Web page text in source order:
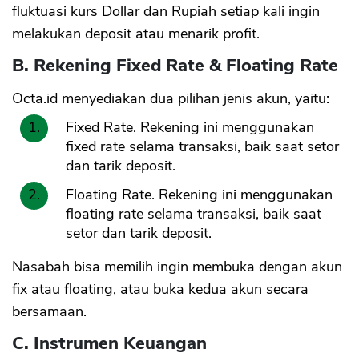
fluktuasi kurs Dollar dan Rupiah setiap kali ingin
melakukan deposit atau menarik profit.
B. Rekening Fixed Rate & Floating Rate
Octa.id menyediakan dua pilihan jenis akun, yaitu:
Fixed Rate. Rekening ini menggunakan
fixed rate selama transaksi, baik saat setor
dan tarik deposit.
Floating Rate. Rekening ini menggunakan
floating rate selama transaksi, baik saat
setor dan tarik deposit.
Nasabah bisa memilih ingin membuka dengan akun
fix atau floating, atau buka kedua akun secara
bersamaan.
C. Instrumen Keuangan